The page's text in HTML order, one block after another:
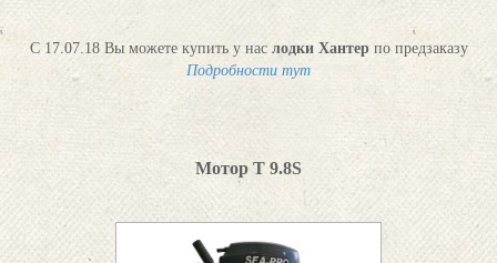
С 17.07.18 Вы можете купить у нас лодки Хантер по предзаказу
Подробности тут
Мотор T 9.8S